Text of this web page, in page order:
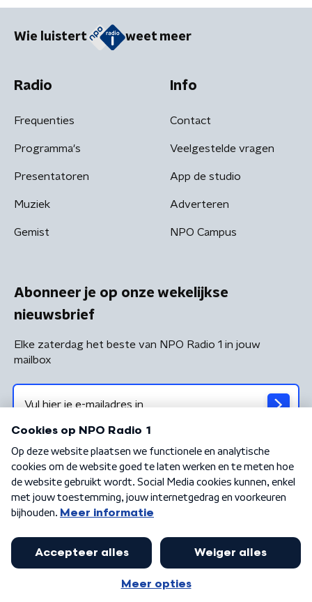
Wie luistert weet meer
Radio
Frequenties
Programma's
Presentatoren
Muziek
Gemist
Info
Contact
Veelgestelde vragen
App de studio
Adverteren
NPO Campus
Abonneer je op onze wekelijkse
nieuwsbrief
Elke zaterdag het beste van NPO Radio 1 in jouw
mailbox
Algemene voorwaarden